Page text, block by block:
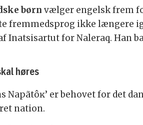
børn vælger engelsk frem
fremmedsprog ikke længere
Inatsisartut for Naleraq. Han
høres
Napãtôĸ’ er behovet for det
nation.